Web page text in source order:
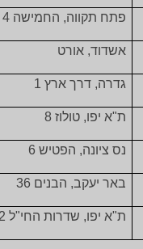
פתח תקווה, החמישה 4
אשדוד, אורט
גדרה, דרך ארץ 1
ת"א יפו, טולוז 8
נס ציונה, הפטיש 6
באר יעקב, הבנים 36
ת"א יפו, שדרות החי"ל 2